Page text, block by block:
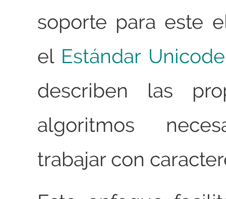
soporte para este
el Estándar Unicode
describen las
algoritmos
trabajar con